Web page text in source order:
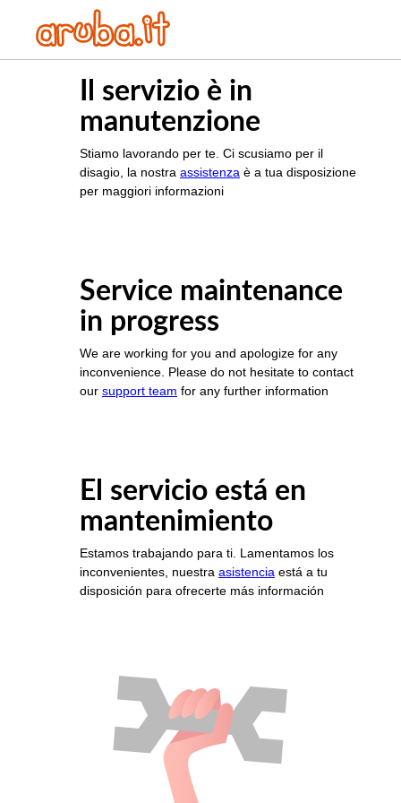
Il servizio è in
manutenzione
Stiamo lavorando per te. Ci scusiamo per il
disagio, la nostra assistenza è a tua disposizione
per maggiori informazioni
Service maintenance
in progress
We are working for you and apologize for any
inconvenience. Please do not hesitate to contact
our support team for any further information
El servicio está en
mantenimiento
Estamos trabajando para ti. Lamentamos los
inconvenientes, nuestra asistencia está a tu
disposición para ofrecerte más información